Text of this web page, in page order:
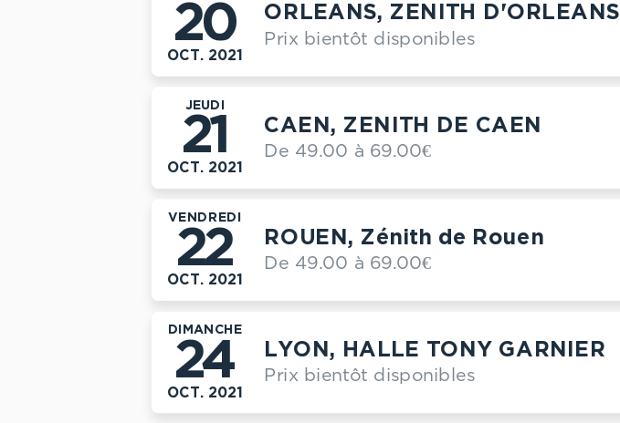
20
OCT. 2021
ORLEANS, ZENITH D'ORLEANS
Prix bientôt disponibles
JEUDI
21
OCT. 2021
CAEN, ZENITH DE CAEN
De 49.00 à 69.00€
VENDREDI
22
OCT. 2021
ROUEN, Zénith de Rouen
De 49.00 à 69.00€
DIMANCHE
24
OCT. 2021
LYON, HALLE TONY GARNIER
Prix bientôt disponibles